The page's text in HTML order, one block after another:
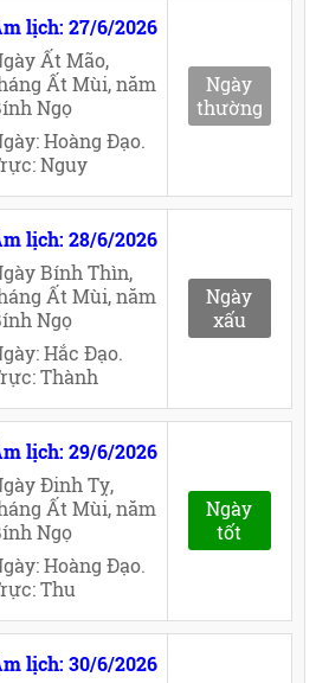
lịch: 27/6/2026
Ất Mão,
Ất Mùi, năm
Ngọ
Hoàng Đạo.
Nguy
Ngày
thường
lịch: 28/6/2026
Bính Thìn,
Ất Mùi, năm
Ngọ
Hắc Đạo.
Thành
Ngày
xấu
lịch: 29/6/2026
Đinh Tỵ,
Ất Mùi, năm
Ngọ
Hoàng Đạo.
Thu
Ngày
tốt
lịch: 30/6/2026